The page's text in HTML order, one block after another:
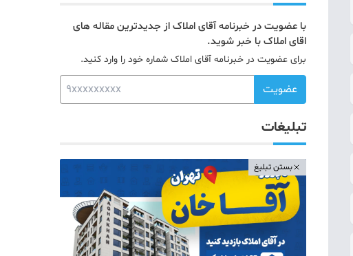
با عضویت در خبرنامه آقای املاک از جدیدترین مقاله های
اقای املاک با خبر شوید.
برای عضویت در خبرنامه آقای املاک شماره خود را وارد کنید.
عضویت
تبلیغات
بستن تبلیغ